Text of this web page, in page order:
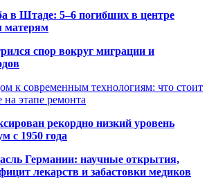
в Штаде: 5–6 погибших в центре
спор вокруг миграции и
к современным технологиям: что стоит
на этапе ремонта
рекордно низкий уровень
с 1950 года
Германии: научные открытия,
лекарств и забастовки медиков